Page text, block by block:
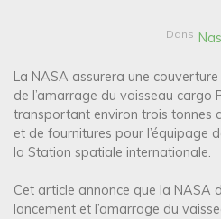
Dans
La NASA assurera une
de l’amarrage du vaisseau cargo
transportant environ trois tonnes
et de fournitures pour l’équipage
la Station spatiale internationale.
Cet article annonce que la NASA
lancement et l’amarrage du